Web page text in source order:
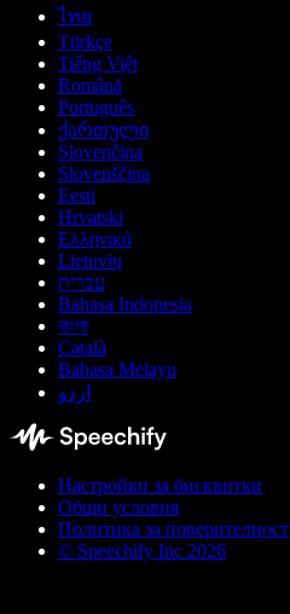
ไทย
Türkçe
Tiếng Việt
Română
Português
ქართული
Slovenčina
Slovenščina
Eesti
Hrvatski
Ελληνικά
Lietuvių
עברית
Bahasa Indonesia
বাংলা
Català
Bahasa Melayu
اردو
Настройки за бисквитки
Общи условия
Политика за поверителност
© Speechify Inc 2026